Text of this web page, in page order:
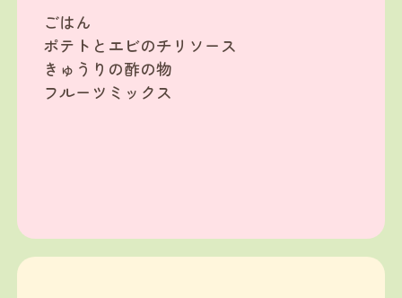
ごはん
ポテトとエビのチリソース
きゅうりの酢の物
フルーツミックス